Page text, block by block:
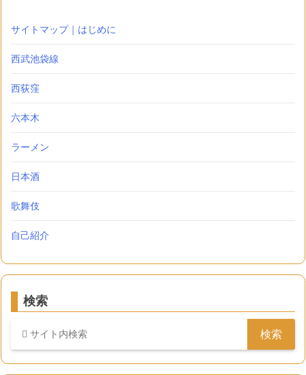
サイトマップ｜はじめに
西武池袋線
西荻窪
六本木
ラーメン
日本酒
歌舞伎
自己紹介
検索